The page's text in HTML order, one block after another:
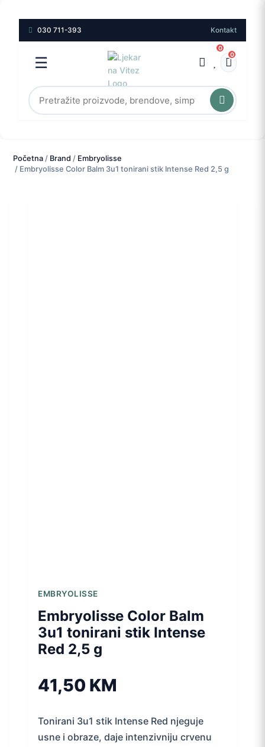
030 711-393 Kontakt
☰
0
0
Početna/ Brand / Embryolisse
/ Embryolisse Color Balm 3u1 tonirani stik Intense Red 2,5 g
EMBRYOLISSE
Embryolisse Color Balm
3u1 tonirani stik Intense
Red 2,5 g
41,50 KM
Tonirani 3u1 stik Intense Red njeguje
usne i obraze, daje intenzivniju crvenu